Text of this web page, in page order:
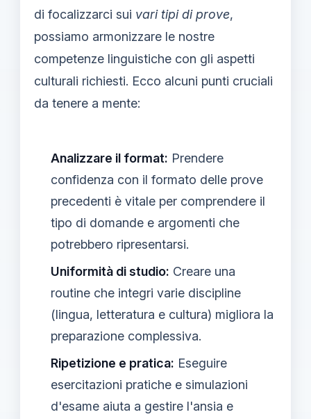
di focalizzarci sui vari tipi di prove,
possiamo armonizzare le nostre
competenze linguistiche con gli aspetti
culturali richiesti. Ecco alcuni punti cruciali
da tenere a mente:
Analizzare il format: Prendere
confidenza con il formato delle prove
precedenti è vitale per comprendere il
tipo di domande e argomenti che
potrebbero ripresentarsi.
Uniformità di studio: Creare una
routine che integri varie discipline
(lingua, letteratura e cultura) migliora la
preparazione complessiva.
Ripetizione e pratica: Eseguire
esercitazioni pratiche e simulazioni
d'esame aiuta a gestire l'ansia e